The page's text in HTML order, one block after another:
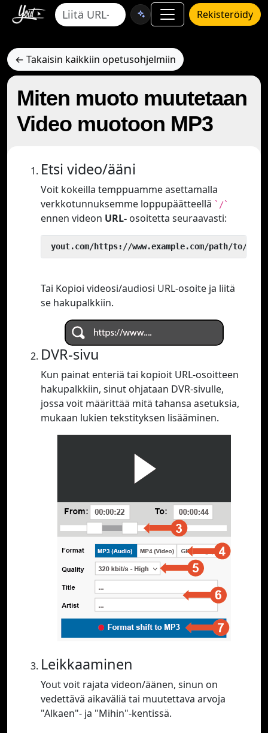
Rekisteröidy
← Takaisin kaikkiin opetusohjelmiin
Miten muoto muutetaan
Video muotoon MP3
Etsi video/ääni
Voit kokeilla temppuamme asettamalla
verkkotunnuksemme loppupäätteellä `/`
ennen videon URL- osoitetta seuraavasti:
yout.com/https://www.example.com/path/to/
Tai Kopioi videosi/audiosi URL-osoite ja liitä
se hakupalkkiin.
DVR-sivu
Kun painat enteriä tai kopioit URL-osoitteen
hakupalkkiin, sinut ohjataan DVR-sivulle,
jossa voit määrittää mitä tahansa asetuksia,
mukaan lukien tekstityksen lisääminen.
Leikkaaminen
Yout voit rajata videon/äänen, sinun on
vedettävä aikaväliä tai muutettava arvoja
"Alkaen"- ja "Mihin"-kentissä.